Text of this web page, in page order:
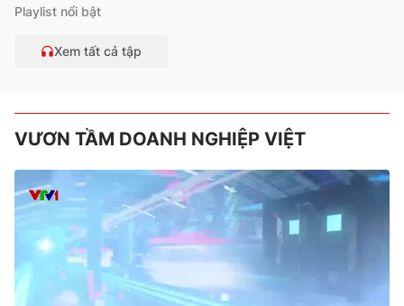
Playlist nổi bật
Xem tất cả tập
VƯƠN TẦM DOANH NGHIỆP VIỆT